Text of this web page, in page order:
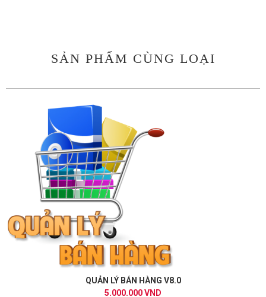
SẢN PHẨM CÙNG LOẠI
QUẢN LÝ BÁN HÀNG V8.0
5.000.000 VND